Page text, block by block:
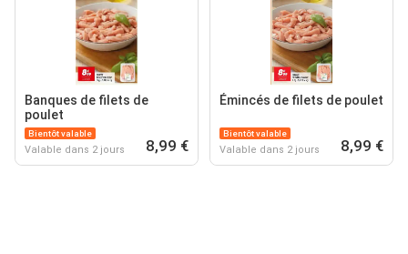
Banques de filets de
poulet
Bientôt valable
Valable dans 2 jours 8,99 €
Émincés de filets de poulet
Bientôt valable
Valable dans 2 jours 8,99 €